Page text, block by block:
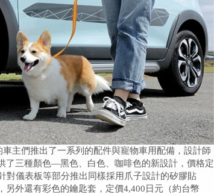
主們推出了一系列的配件與寵物車用配備，設計師
了三種顏色—黑色、白色、咖啡色的新設計，價格定
對儀表板等部分推出同樣採用爪子設計的矽膠貼
另外還有彩色的鑰匙套，定價4,400日元（約台幣